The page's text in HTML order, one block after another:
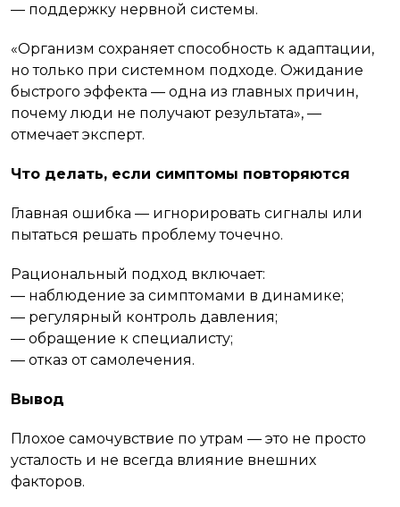
— поддержку нервной системы.
«Организм сохраняет способность к адаптации,
но только при системном подходе. Ожидание
быстрого эффекта — одна из главных причин,
почему люди не получают результата», —
отмечает эксперт.
Что делать, если симптомы повторяются
Главная ошибка — игнорировать сигналы или
пытаться решать проблему точечно.
Рациональный подход включает:
— наблюдение за симптомами в динамике;
— регулярный контроль давления;
— обращение к специалисту;
— отказ от самолечения.
Вывод
Плохое самочувствие по утрам — это не просто
усталость и не всегда влияние внешних
факторов.